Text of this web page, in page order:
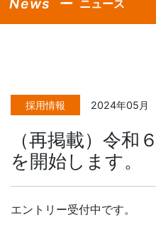
News ニュース
採用情報 2024年05月
（再掲載）令和
を開始します。
エントリー受付中です。